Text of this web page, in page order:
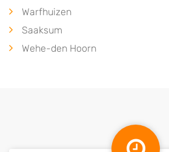
Warfhuizen
Saaksum
Wehe-den Hoorn